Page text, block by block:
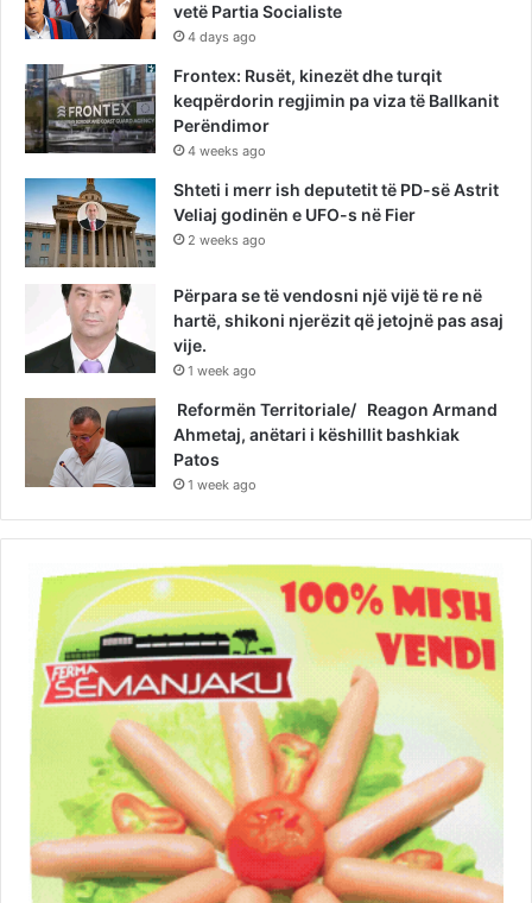
vetë Partia Socialiste
4 days ago
Frontex: Rusët, kinezët dhe turqit
keqpërdorin regjimin pa viza të Ballkanit
Perëndimor
4 weeks ago
Shteti i merr ish deputetit të PD-së Astrit
Veliaj godinën e UFO-s në Fier
2 weeks ago
Përpara se të vendosni një vijë të re në
hartë, shikoni njerëzit që jetojnë pas asaj
vije.
1 week ago
Reformën Territoriale/ Reagon Armand
Ahmetaj, anëtari i këshillit bashkiak
Patos
1 week ago